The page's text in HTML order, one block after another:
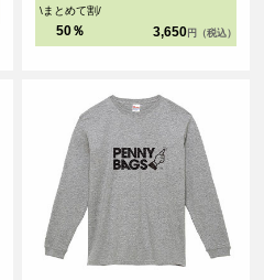
<br> ※お客様の閲覧環境により、商
がございます。
\まとめて割/
50％ 3,650 円（税込）